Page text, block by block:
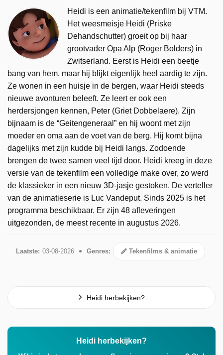
Heidi is een animatie/tekenfilm bij VTM.
Het weesmeisje Heidi (Priske
Dehandschutter) groeit op bij haar
grootvader Opa Alp (Roger Bolders) in
Zwitserland. Eerst is Heidi een beetje
bang van hem, maar hij blijkt eigenlijk heel aardig te zijn.
Ze wonen in een huisje in de bergen, waar Heidi steeds
nieuwe avonturen beleeft. Ze leert er ook een
herdersjongen kennen, Peter (Griet Dobbelaere). Zijn
bijnaam is de “Geitengeneraal” en hij woont met zijn
moeder en oma aan de voet van de berg. Hij komt bijna
dagelijks met zijn kudde bij Heidi langs. Zodoende
brengen de twee samen veel tijd door. Heidi kreeg in deze
versie van de tekenfilm een volledige make over, zo werd
de klassieker in een nieuw 3D-jasje gestoken. De verteller
van de animatieserie is Luc Vandeput. Sinds 2025 is het
programma beschikbaar. Er zijn 48 afleveringen
uitgezonden, de meest recente in augustus 2026.
Laatste: 03-08-2026 Genres: Tekenfilms & animatie
Heidi herbekijken?
Heidi herbekijken?